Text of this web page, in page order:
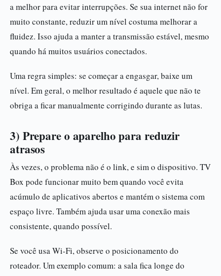
a melhor para evitar interrupções. Se sua internet não for
muito constante, reduzir um nível costuma melhorar a
fluidez. Isso ajuda a manter a transmissão estável, mesmo
quando há muitos usuários conectados.
Uma regra simples: se começar a engasgar, baixe um
nível. Em geral, o melhor resultado é aquele que não te
obriga a ficar manualmente corrigindo durante as lutas.
3) Prepare o aparelho para reduzir
atrasos
Às vezes, o problema não é o link, e sim o dispositivo. TV
Box pode funcionar muito bem quando você evita
acúmulo de aplicativos abertos e mantém o sistema com
espaço livre. Também ajuda usar uma conexão mais
consistente, quando possível.
Se você usa Wi-Fi, observe o posicionamento do
roteador. Um exemplo comum: a sala fica longe do